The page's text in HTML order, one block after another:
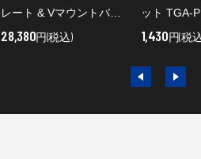
レート & Vマウントバッ
テリープレート TGA-
28,380円(税込)
ット TGA-
1,430円(税